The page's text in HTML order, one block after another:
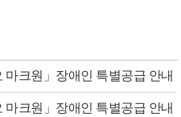
마크원」장애인 특별공급 안내
마크원」장애인 특별공급 안내